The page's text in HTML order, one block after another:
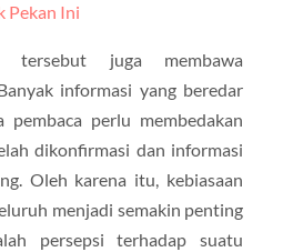
Pekan Ini
tersebut juga membawa
informasi yang beredar
pembaca perlu membedakan
dikonfirmasi dan informasi
Oleh karena itu, kebiasaan
menjadi semakin penting
persepsi terhadap suatu